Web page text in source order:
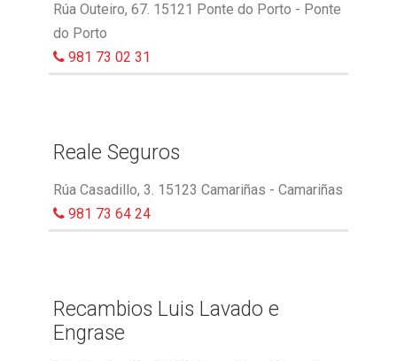
Rúa Outeiro, 67. 15121 Ponte do Porto - Ponte
do Porto
981 73 02 31
Reale Seguros
Rúa Casadillo, 3. 15123 Camariñas - Camariñas
981 73 64 24
Recambios Luis Lavado e
Engrase